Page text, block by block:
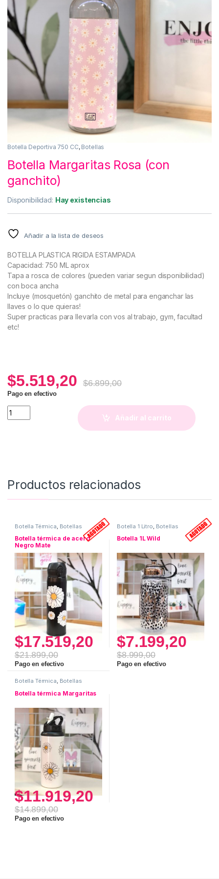
Botella Deportiva 750 CC, Botellas
Botella Margaritas Rosa (con
ganchito)
Disponibilidad: Hay existencias
Añadir a la lista de deseos
BOTELLA PLASTICA RIGIDA ESTAMPADA
Capacidad: 750 ML aprox
Tapa a rosca de colores (pueden variar segun disponibilidad)
con boca ancha
Incluye (mosquetón) ganchito de metal para enganchar las
llaves o lo que quieras!
Super practicas para llevarla con vos al trabajo, gym, facultad
etc!
$5.519,20 $6.899,00
Pago en efectivo
Botella Margaritas Rosa (con ganchito) quantity
Añadir al carrito
Productos relacionados
Botella Térmica Botellas
Botella térmica de acero
Negro Mate
$17.519,20
$21.899,00
Pago en efectivo
Botella 1 Litro Botellas
Botella 1L Wild
$7.199,20
$8.999,00
Pago en efectivo
Botella Térmica, Botellas
Botella térmica Margaritas
$11.919,20
$14.899,00
Pago en efectivo